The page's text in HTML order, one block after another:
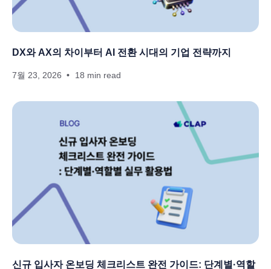
DX와 AX의 차이부터 AI 전환 시대의 기업 전략까지
7월 23, 2026 18 min read
신규 입사자 온보딩 체크리스트 완전 가이드: 단계별·역할